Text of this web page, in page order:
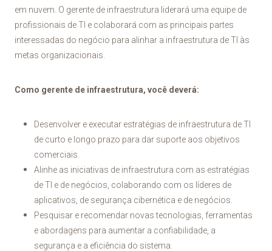
em nuvem. O gerente de infraestrutura liderará uma equipe de
profissionais de TI e colaborará com as principais partes
interessadas do negócio para alinhar a infraestrutura de TI às
metas organizacionais.
Como gerente de infraestrutura, você deverá:
Desenvolver e executar estratégias de infraestrutura de TI
de curto e longo prazo para dar suporte aos objetivos
comerciais.
Alinhe as iniciativas de infraestrutura com as estratégias
de TI e de negócios, colaborando com os líderes de
aplicativos, de segurança cibernética e de negócios.
Pesquisar e recomendar novas tecnologias, ferramentas
e abordagens para aumentar a confiabilidade, a
segurança e a eficiência do sistema.